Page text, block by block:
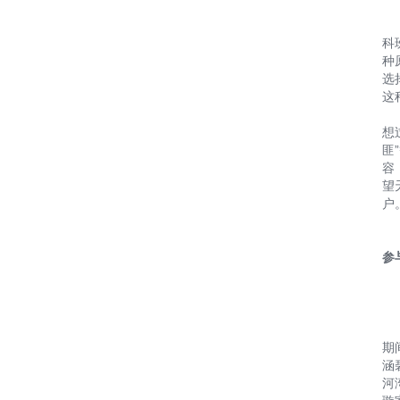
科
种
选
这
想
匪
容
望
户
参
期
涵
河